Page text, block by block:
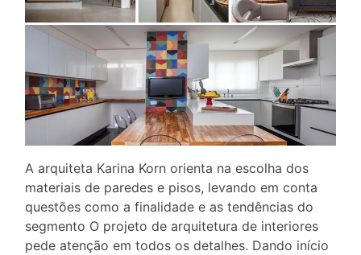
A arquiteta Karina Korn orienta na escolha dos
materiais de paredes e pisos, levando em conta
questões como a finalidade e as tendências do
segmento O projeto de arquitetura de interiores
pede atenção em todos os detalhes. Dando início